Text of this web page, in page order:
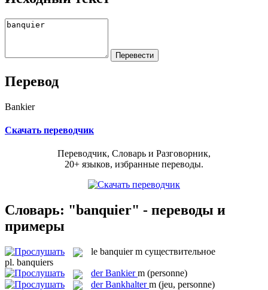
Перевод
Bankier
Скачать переводчик
Переводчик, Словарь и Разговорник,
20+ языков, избранные переводы.
Словарь: "banquier" - переводы и
примеры
le banquier m существительное
pl. banquiers
derBankier m (personne)
derBankhalter m (jeu, personne)